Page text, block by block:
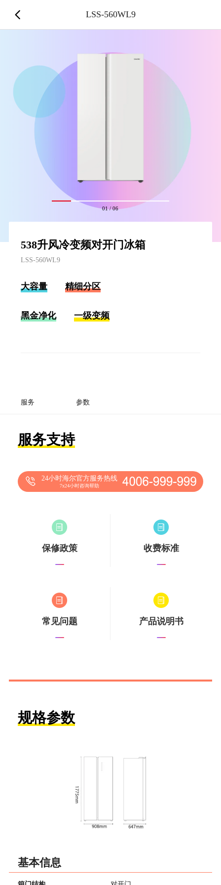
01/06
538升风冷变频对开门冰箱
LSS-560WL9
大容量 精细分区
黑金净化 一级变频
服务 参数
服务支持
24小时海尔官方服务热线
7x24小时咨询帮助
保修政策 收费标准
常见问题 产品说明书
规格参数
基本信息
LSS-560WL9